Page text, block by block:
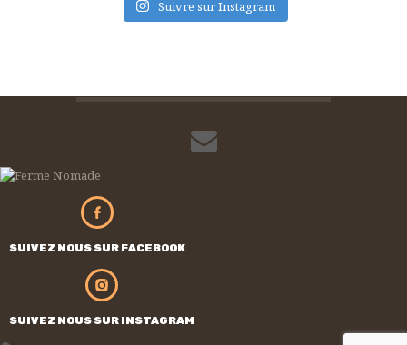
Suivre sur Instagram
SUIVEZ NOUS SUR FACEBOOK
SUIVEZ NOUS SUR INSTAGRAM